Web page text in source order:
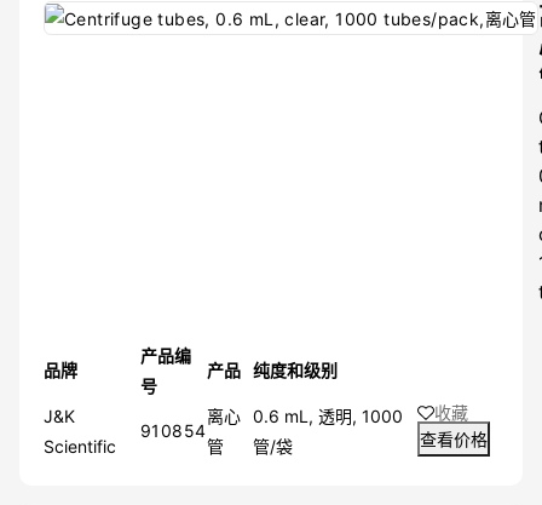
核酸纯化
过渡金属催化
液相色谱
品牌
产品编
号
产品 纯度和级别
J&K
Scientific
910854
离心
管
0.6 mL, 透明, 1000
管/袋
收藏
查看价格